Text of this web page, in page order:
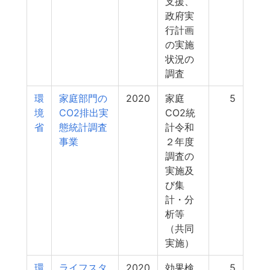
政府実
行計画
の実施
状況の
調査
環
境
省
家庭部門の
CO2排出実
態統計調査
事業
2020
家庭
CO2統
計令和
２年度
調査の
実施及
び集
計・分
析等
（共同
実施）
5
環 ライフスタ 2020 効果検 5